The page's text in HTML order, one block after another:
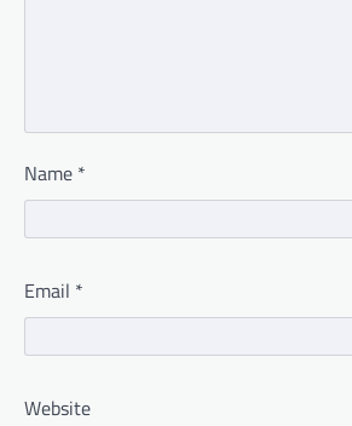
Name *
Email *
Website